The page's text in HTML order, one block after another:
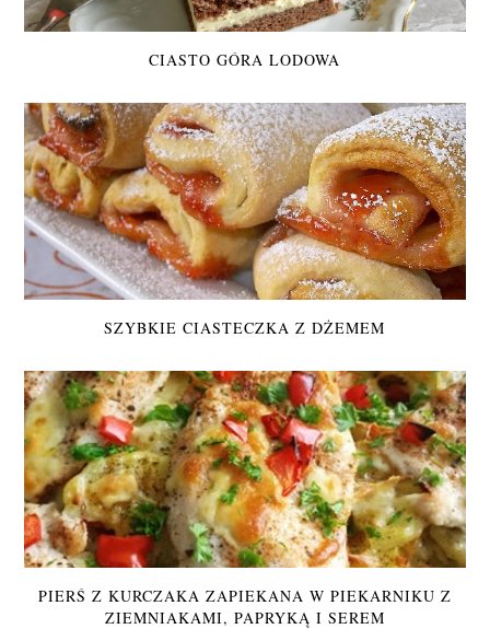
CIASTO GÓRA LODOWA
SZYBKIE CIASTECZKA Z DŻEMEM
PIERŚ Z KURCZAKA ZAPIEKANA W PIEKARNIKU Z
ZIEMNIAKAMI, PAPRYKĄ I SEREM